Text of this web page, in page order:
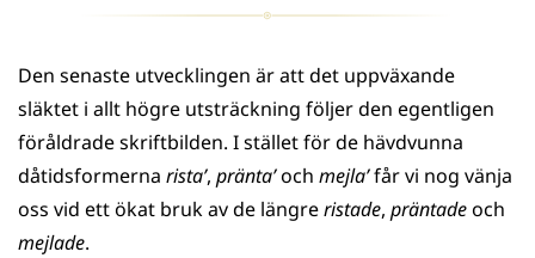
Den senaste utvecklingen är att det uppväxande
släktet i allt högre utsträckning följer den egentligen
föråldrade skriftbilden. I stället för de hävdvunna
dåtidsformerna rista’, pränta’och mejla’får vi nog vänja
oss vid ett ökat bruk av de längreristade, präntadeoch
mejlade.